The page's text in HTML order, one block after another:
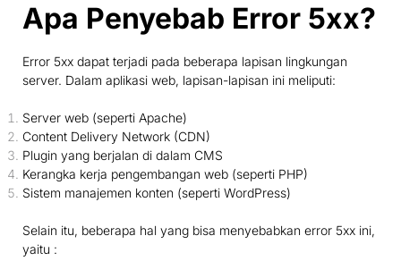
Apa Penyebab Error 5xx?
Error 5xx dapat terjadi pada beberapa lapisan lingkungan
server. Dalam aplikasi web, lapisan-lapisan ini meliputi:
Server web (seperti Apache)
Content Delivery Network (CDN)
Plugin yang berjalan di dalam CMS
Kerangka kerja pengembangan web (seperti PHP)
Sistem manajemen konten (seperti WordPress)
Selain itu, beberapa hal yang bisa menyebabkan error 5xx ini,
yaitu :